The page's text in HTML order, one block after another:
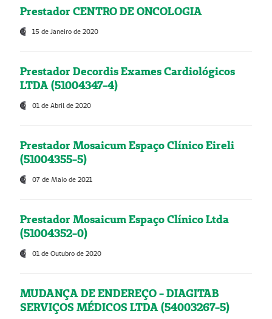
Prestador CENTRO DE ONCOLOGIA
15 de Janeiro de 2020
Prestador Decordis Exames Cardiológicos
LTDA (51004347-4)
01 de Abril de 2020
Prestador Mosaicum Espaço Clínico Eireli
(51004355-5)
07 de Maio de 2021
Prestador Mosaicum Espaço Clínico Ltda
(51004352-0)
01 de Outubro de 2020
MUDANÇA DE ENDEREÇO - DIAGITAB
SERVIÇOS MÉDICOS LTDA (54003267-5)